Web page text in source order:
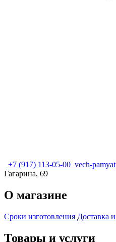
+7 (917) 113-05-00 vech-
Гагарина, 69
О магазине
Сроки изготовления Доставка
Товары и услуги